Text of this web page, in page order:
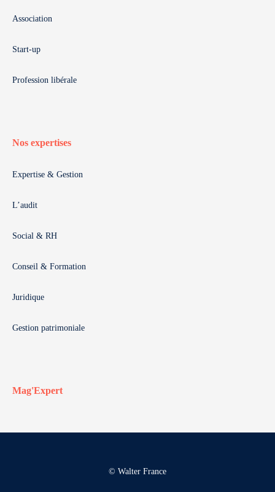
Association
Start-up
Profession libérale
Nos expertises
Expertise & Gestion
L’audit
Social & RH
Conseil & Formation
Juridique
Gestion patrimoniale
Mag'Expert
© Walter France